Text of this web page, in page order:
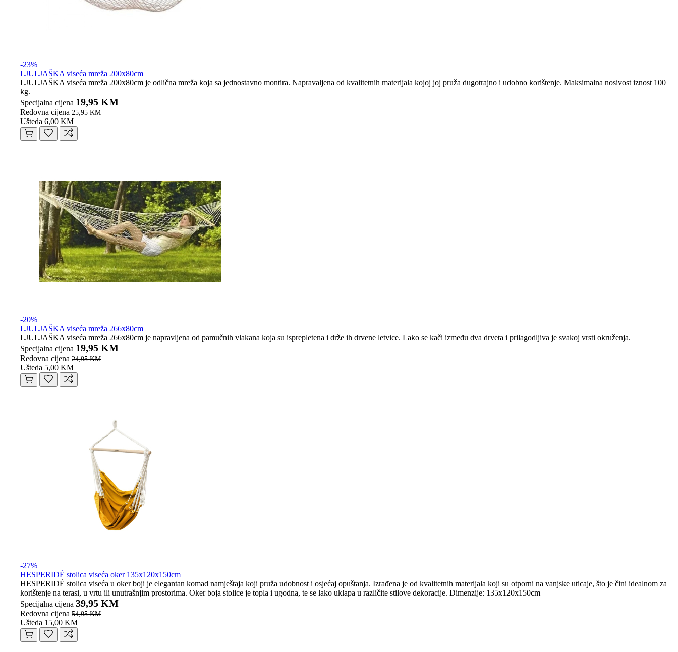
-23%
LJULJAŠKA viseća mreža 200x80cm
LJULJAŠKA viseća mreža 200x80cm je odlična mreža koja sa jednostavno montira. Napravaljena od kvalitetnih materijala kojoj joj pruža dugotrajno i udobno korištenje. Maksimalna nosivost iznost 100
kg.
Specijalna cijena 19,95 KM
Redovna cijena 25,95 KM
Ušteda 6,00 KM
-20%
LJULJAŠKA viseća mreža 266x80cm
LJULJAŠKA viseća mreža 266x80cm je napravljena od pamučnih vlakana koja su isprepletena i drže ih drvene letvice. Lako se kači između dva drveta i prilagodljiva je svakoj vrsti okruženja.
Specijalna cijena 19,95 KM
Redovna cijena 24,95 KM
Ušteda 5,00 KM
-27%
HESPERIDÉ stolica viseća oker 135x120x150cm
HESPERIDÉ stolica viseća u oker boji je elegantan komad namještaja koji pruža udobnost i osjećaj opuštanja. Izrađena je od kvalitetnih materijala koji su otporni na vanjske uticaje, što je čini idealnom za
korištenje na terasi, u vrtu ili unutrašnjim prostorima. Oker boja stolice je topla i ugodna, te se lako uklapa u različite stilove dekoracije. Dimenzije: 135x120x150cm
Specijalna cijena 39,95 KM
Redovna cijena 54,95 KM
Ušteda 15,00 KM